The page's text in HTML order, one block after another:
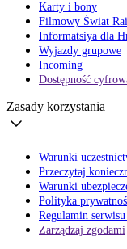
Karty i bony
Filmowy Świat
Informatsiya dla
Wyjazdy grupowe
Incoming
Dostępność
Zasady korzystania
Warunki
Przeczytaj
Warunki
Polityka
Regulamin
Zarządzaj zgodami